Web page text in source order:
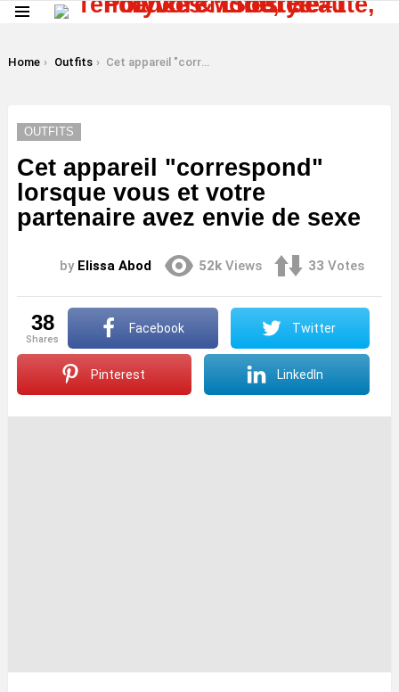
You are here:
Home Outfits Cet appareil "correspond" lorsque vous et votre partenaire avez envie de sexe
OUTFITS
Cet appareil "correspond"
lorsque vous et votre
partenaire avez envie de sexe
by Elissa Abod 52k Views 33 Votes
38
shares
Facebook Twitter
Pinterest LinkedIn